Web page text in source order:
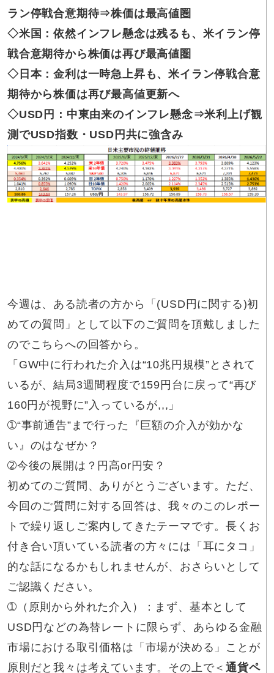
ラン停戦合意期待⇒株価は最高値圏
◇米国：依然インフレ懸念は残るも、米イラン停
戦合意期待から株価は再び最高値圏
◇日本：金利は一時急上昇も、米イラン停戦合意
期待から株価は再び最高値更新へ
◇USD円： 中東由来のインフレ懸念⇒米利上げ観
測でUSD指数・USD円共に強含み
今週は、ある読者の方から「(USD円に関する)初
めての質問」として以下のご質問を頂戴しました
のでこちらへの回答から。
「GW中に行われた介入は“10兆円規模”とされて
いるが、結局3週間程度で159円台に戻って“再び
160円が視野に”入っているが,,,」
➀“事前通告”まで行った『巨額の介入が効かな
い』のはなぜか？
➁今後の展開は？円高or円安？
初めてのご質問、ありがとうございます。ただ、
今回のご質問に対する回答は、我々のこのレポー
トで繰り返しご案内してきたテーマです。長くお
付き合い頂いている読者の方々には「耳にタコ」
的な話になるかもしれませんが、おさらいとして
ご認識ください。
➀（原則から外れた介入）：まず、基本として
USD円などの為替レートに限らず、あらゆる金融
市場における取引価格は「市場が決める」ことが
原則だと我々は考えています。その上で＜通貨ペ